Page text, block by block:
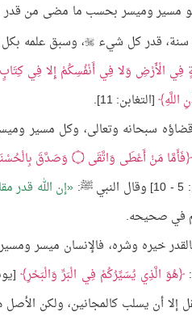
مسير وميسر بحسب ما مضى من قدر
سنة، قدر كل شيء، وسبق علمه
الْأَرْضِ وَلا فِي أَنْفُسِكُمْ إِلا فِي
اللَّهِ [التغابن: 11].
سبحانه وتعالى، وكل مسير
فَأَمَّا مَنْ أَعْطَى وَاتَّقَى۝ وَصَدَّقَ
إن الله قدر
في صحيحه.
خيره وشره، فالإنسان ميسر
هُوَ الَّذِي يُسَيِّرُكُمْ فِي الْبَرِّ وَالْبَحْرِ
إلا أن يسلب كالمجانين، ولكن